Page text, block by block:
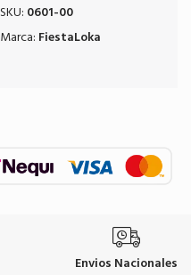
SKU: 0601-00
Marca: FiestaLoka
Envios Nacionales